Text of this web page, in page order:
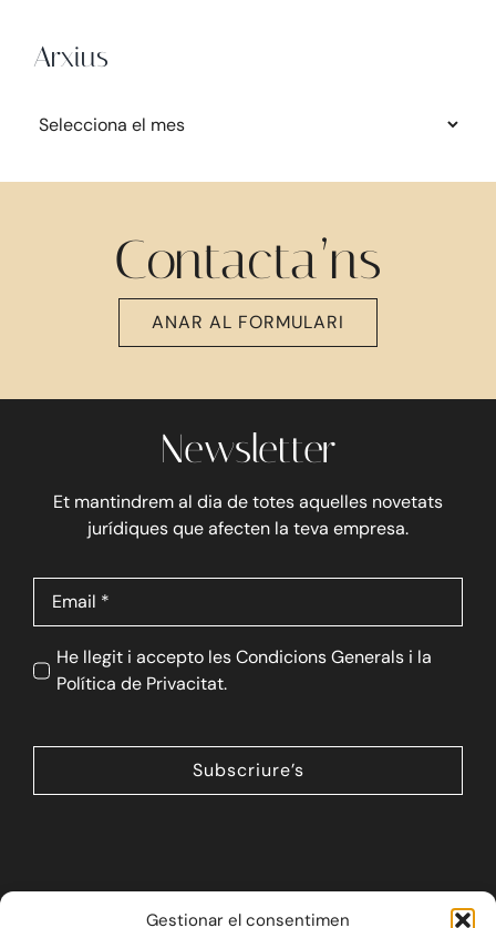
Gestionar el consentimen
Arxius
Contacta’ns
ANAR AL FORMULARI
Newsletter
Et mantindrem al dia de totes aquelles novetats
jurídiques que afecten la teva empresa.
He llegit i accepto les Condicions Generals i la
Política de Privacitat.
Subscriure’s